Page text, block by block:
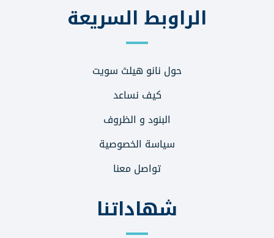
الراوبط السريعة
حول نانو هيلث سويت
كيف نساعد
البنود و الظروف
سياسة الخصوصية
تواصل معنا
شهاداتنا